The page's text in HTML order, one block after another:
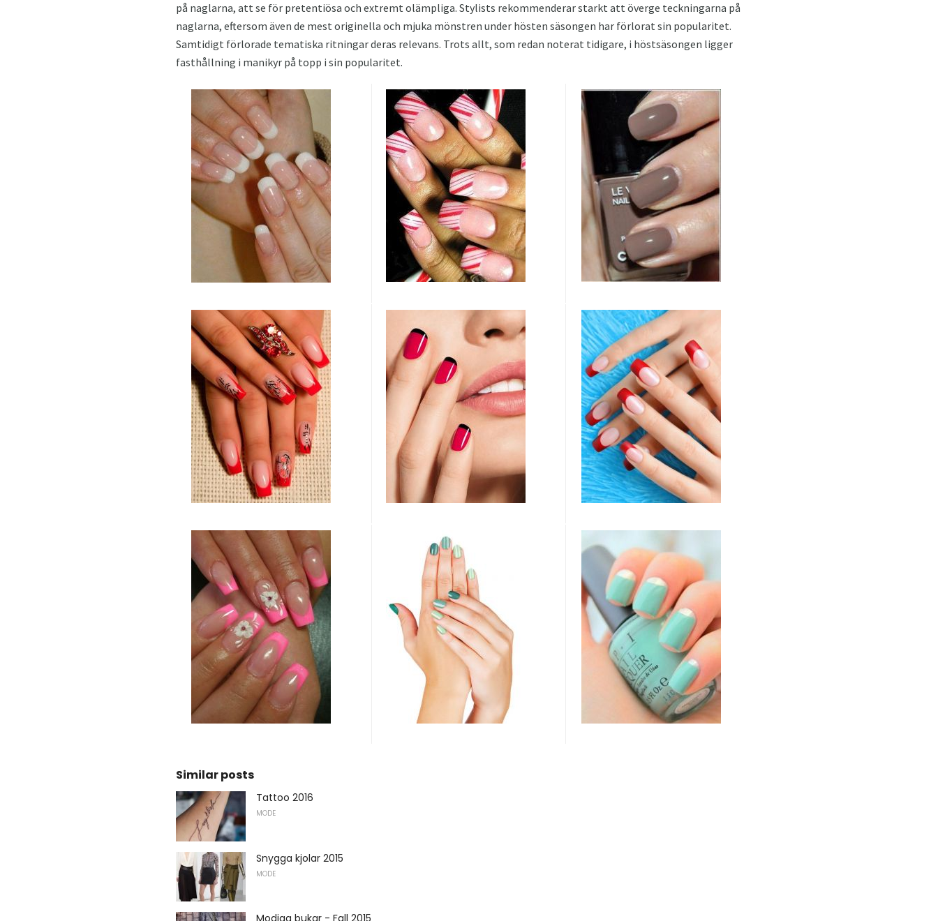
på naglarna, att se för pretentiösa och extremt olämpliga. Stylists rekommenderar starkt att överge teckningarna på
naglarna, eftersom även de mest originella och mjuka mönstren under hösten säsongen har förlorat sin popularitet.
Samtidigt förlorade tematiska ritningar deras relevans. Trots allt, som redan noterat tidigare, i höstsäsongen ligger
fasthållning i manikyr på topp i sin popularitet.
Similar posts
Tattoo 2016
MODE
Snygga kjolar 2015
MODE